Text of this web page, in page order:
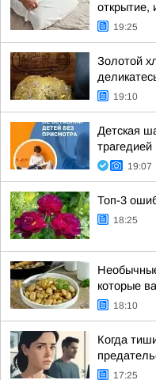
открытие,
19:25
Золотой
19:10
Детская
трагедией
19:07
Топ-3
18:25
которые
18:10
Когда
17:25